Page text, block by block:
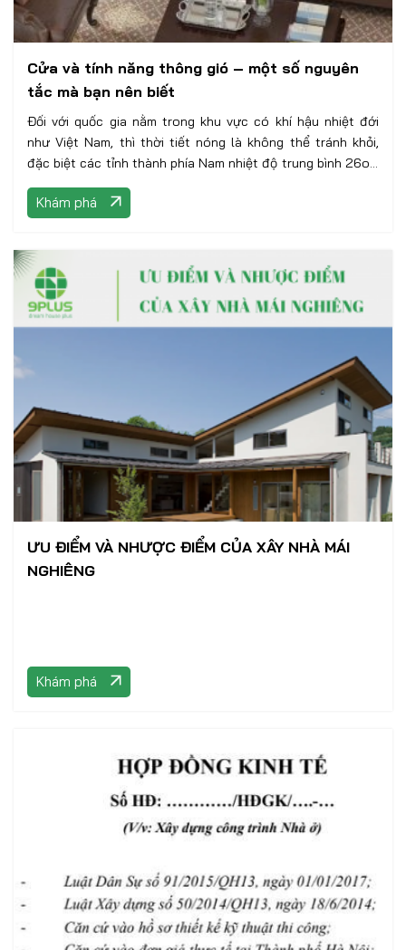
Cửa và tính năng thông gió – một số nguyên
tắc mà bạn nên biết
Đối với quốc gia nằm trong khu vực có khí hậu nhiệt đới
như Việt Nam, thì thời tiết nóng là không thể tránh khỏi,
đặc biệt các tỉnh thành phía Nam nhiệt độ trung bình 26oC
khí hậu nóng ẩm quanh năm. Chúng ta giải quyết cái nóng
bằng cách lắp đặt điều hòa nhiệt độ, tuy nhiên đòi hỏi chi
con người bị hạn chế với không khí tự nhiên, trừ khi đi ra
ngoài trời.
Khám phá
ƯU ĐIỂM VÀ NHƯỢC ĐIỂM CỦA XÂY NHÀ MÁI
NGHIÊNG
Khám phá